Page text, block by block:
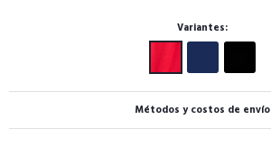
Variantes:
Métodos y costos de envío